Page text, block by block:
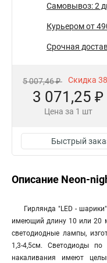
Самовывоз: 2
Курьером от
Срочная
5 007,46 ₽ Скидка
3 071,25 ₽
Цена за 1 шт
Быстрый
Описание Neon-
Гирлянда "LED -
имеющий длину 10 или 20
светодиодные лампы,
1,3-4,5см. Светодиоды
накаливания имеют